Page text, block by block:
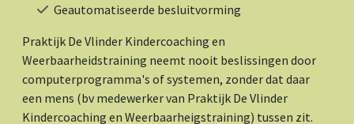
Geautomatiseerde besluitvorming
Praktijk De Vlinder Kindercoaching en
Weerbaarheidstraining neemt nooit beslissingen door
computerprogramma's of systemen, zonder dat daar
een mens (bv medewerker van Praktijk De Vlinder
Kindercoaching en Weerbaarheigstraining) tussen zit.